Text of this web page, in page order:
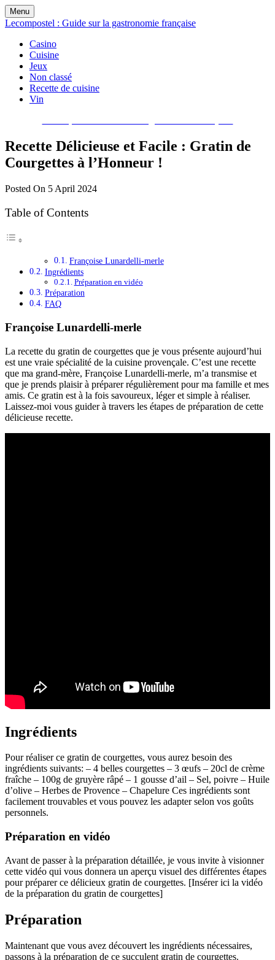
Skip
to
content
Menu
Lecompostel : Guide sur la gastronomie française
Casino
Cuisine
Jeux
Non classé
Recette de cuisine
Vin
Recette Délicieuse et Facile : Gratin de
Courgettes à l’Honneur !
Posted On 5 April 2024
Table of Contents
Françoise Lunardelli-merle
Ingrédients
Préparation en vidéo
Préparation
FAQ
Françoise Lunardelli-merle
La recette du gratin de courgettes que je vous présente aujourd’hui
est une vraie spécialité de la cuisine provençale. C’est une recette
que ma grand-mère, Françoise Lunardelli-merle, m’a transmise et
que je prends plaisir à préparer régulièrement pour ma famille et mes
amis. Ce gratin est à la fois savoureux, léger et simple à réaliser.
Laissez-moi vous guider à travers les étapes de préparation de cette
délicieuse recette.
Ingrédients
Pour réaliser ce gratin de courgettes, vous aurez besoin des
ingrédients suivants: – 4 belles courgettes – 3 œufs – 20cl de crème
fraîche – 100g de gruyère râpé – 1 gousse d’ail – Sel, poivre – Huile
d’olive – Herbes de Provence – Chapelure Ces ingrédients sont
facilement trouvables et vous pouvez les adapter selon vos goûts
personnels.
Préparation en vidéo
Avant de passer à la préparation détaillée, je vous invite à visionner
cette vidéo qui vous donnera un aperçu visuel des différentes étapes
pour préparer ce délicieux gratin de courgettes. [Insérer ici la vidéo
de la préparation du gratin de courgettes]
Préparation
Maintenant que vous avez découvert les ingrédients nécessaires,
passons à la préparation de ce succulent gratin de courgettes.